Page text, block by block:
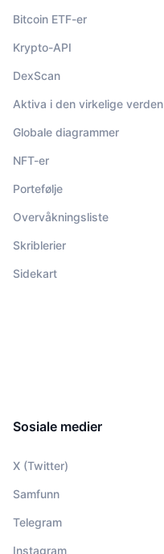
Bitcoin ETF-er
Krypto-API
DexScan
Aktiva i den virkelige verden
Globale diagrammer
NFT-er
Portefølje
Overvåkningsliste
Skriblerier
Sidekart
Sosiale medier
X (Twitter)
Samfunn
Telegram
Instagram